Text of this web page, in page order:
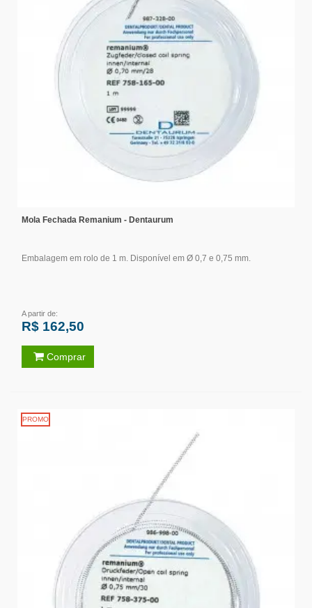
Mola Fechada Remanium - Dentaurum
Embalagem em rolo de 1 m. Disponível em Ø 0,7 e 0,75 mm.
A partir de:
R$ 162,50
Comprar
PROMO